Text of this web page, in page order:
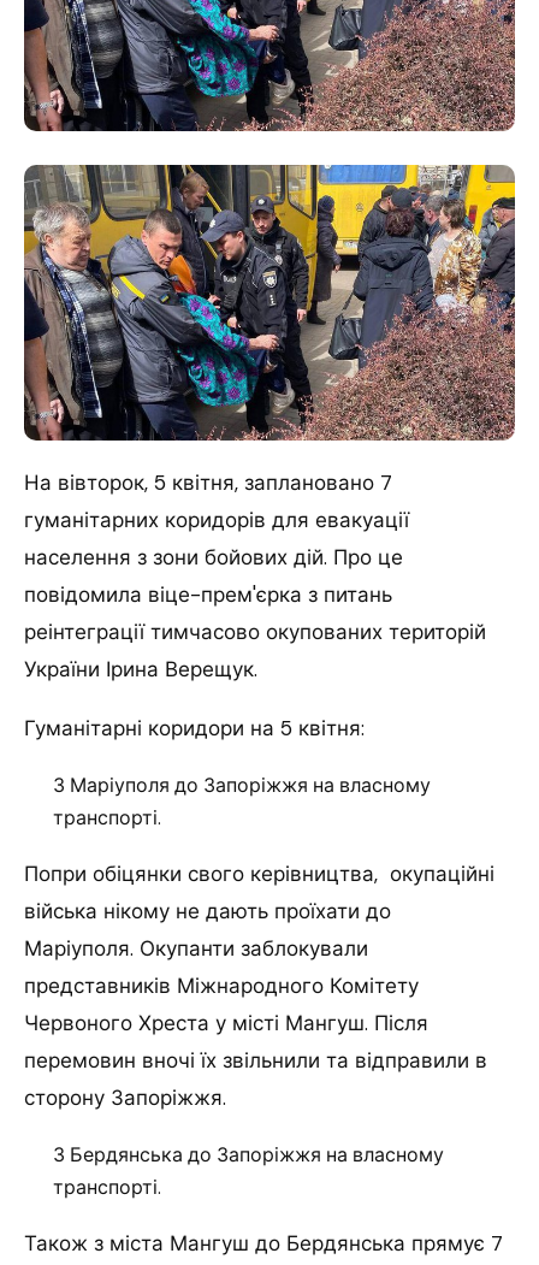
На вівторок, 5 квітня, заплановано 7
гуманітарних коридорів для евакуації
населення з зони бойових дій. Про це
повідомила віце-прем'єрка з питань
реінтеграції тимчасово окупованих територій
України Ірина Верещук.
Гуманітарні коридори на 5 квітня:
З Маріуполя до Запоріжжя на власному
транспорті.
Попри обіцянки свого керівництва, окупаційні
війська нікому не дають проїхати до
Маріуполя. Окупанти заблокували
представників Міжнародного Комітету
Червоного Хреста у місті Мангуш. Після
перемовин вночі їх звільнили та відправили в
сторону Запоріжжя.
З Бердянська до Запоріжжя на власному
транспорті.
Також з міста Мангуш до Бердянська прямує 7